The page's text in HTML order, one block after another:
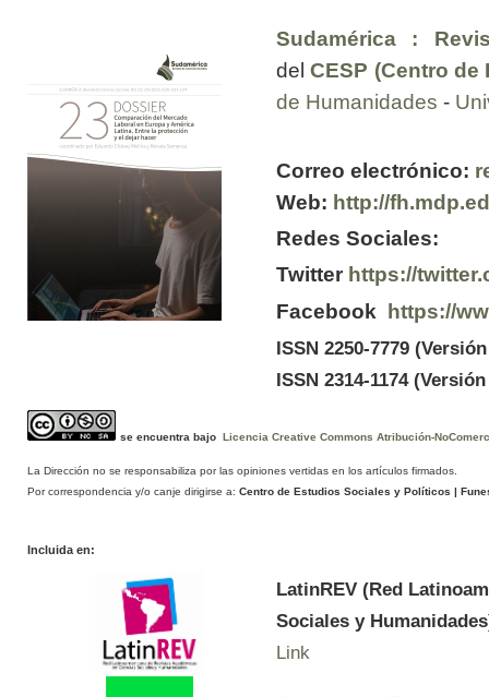
Sudamérica :
delCESP (Centro
de Humanidades -
Correo electrónico:
Web: http://
Redes Sociales:
Twitterhttps://
Facebook https://
ISSN 2250-7779
ISSN 2314-1174
se encuentra bajo Licencia Creative Commons Atribución-
La Dirección no se responsabiliza por las opiniones vertidas en los artículos firmados.
Por correspondencia y/o canje dirigirse a: Centro de Estudios Sociales y Políticos |
Incluida en:
LatinREV (Red
Sociales y
Link